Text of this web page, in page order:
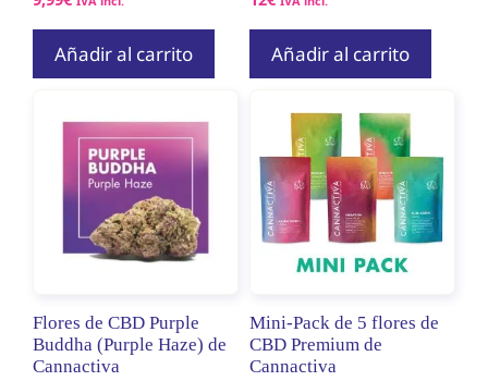
Añadir al carrito Añadir al carrito
Flores de CBD Purple
Buddha (Purple Haze) de
Cannactiva
Mini-Pack de 5 flores de
CBD Premium de
Cannactiva